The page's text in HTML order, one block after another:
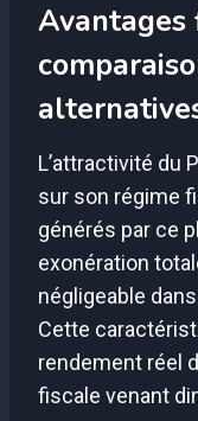
Avantages
L’attractivité du
sur son régime
générés par ce
exonération
négligeable
Cette
rendement réel
fiscale venant